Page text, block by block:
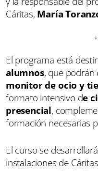
Cáritas, María
El programa está
alumnos, que podrán
monitor de ocio y
formato intensivo de
presencial,
formación necesarias
El curso se
instalaciones de